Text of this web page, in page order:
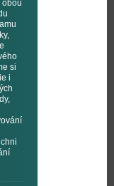
obou
si
i